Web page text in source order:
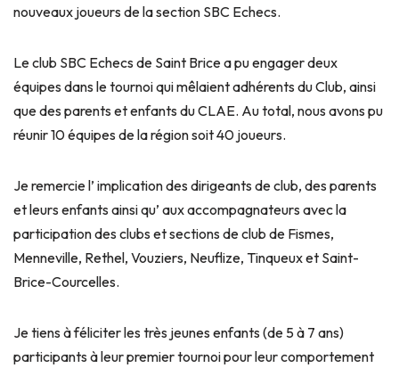
nouveaux joueurs de la section SBC Echecs.
Le club SBC Echecs de Saint Brice a pu engager deux
équipes dans le tournoi qui mêlaient adhérents du Club, ainsi
que des parents et enfants du CLAE. Au total, nous avons pu
réunir 10 équipes de la région soit 40 joueurs.
Je remercie l’ implication des dirigeants de club, des parents
et leurs enfants ainsi qu’ aux accompagnateurs avec la
participation des clubs et sections de club de Fismes,
Menneville, Rethel, Vouziers, Neuflize, Tinqueux et Saint-
Brice-Courcelles.
Je tiens à féliciter les très jeunes enfants (de 5 à 7 ans)
participants à leur premier tournoi pour leur comportement